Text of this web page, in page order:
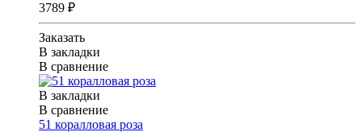
3789 ₽
Заказать
В закладки
В сравнение
В закладки
В сравнение
51 коралловая роза